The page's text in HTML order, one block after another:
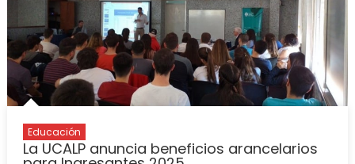
Educación
La UCALP anuncia beneficios arancelarios